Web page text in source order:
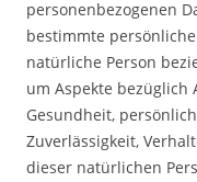
personenbezogenen
bestimmte
natürliche Person
um Aspekte bezüglich
Gesundheit,
Zuverlässigkeit,
dieser natürlichen